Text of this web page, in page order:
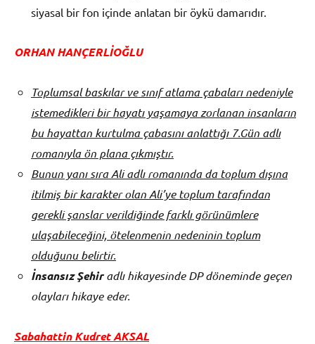
siyasal bir fon içinde anlatan bir öykü damarıdır.
ORHAN HANÇERLİOĞLU
Toplumsal baskılar ve sınıf atlama çabaları nedeniyle
istemedikleri bir hayatı yaşamaya zorlanan insanların
bu hayattan kurtulma çabasını anlattığı 7.Gün adlı
romanıyla ön plana çıkmıştır.
Bunun yanı sıra Ali adlı romanında da toplum dışına
itilmiş bir karakter olan Ali’ye toplum tarafından
gerekli şanslar verildiğinde farklı görünümlere
ulaşabileceğini, ötelenmenin nedeninin toplum
olduğunu belirtir.
İnsansız Şehiradlı hikayesinde DP döneminde geçen
olayları hikaye eder.
Sabahattin Kudret AKSAL